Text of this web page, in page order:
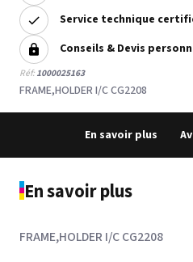
Service technique
Conseils & Devis
Réf:1000025163
FRAME,HOLDER I/C CG2208
En savoir plus
En savoir plus
FRAME,HOLDER I/C CG2208